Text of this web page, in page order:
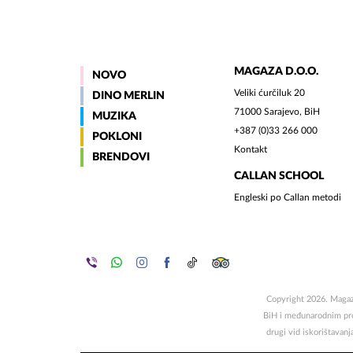
NOVO
DINO MERLIN
MUZIKA
POKLONI
BRENDOVI
MAGAZA D.O.O.
Veliki ćurčiluk 20
71000 Sarajevo, BiH
+387 (0)33 266 000
Kontakt
CALLAN SCHOOL
Engleski po Callan metodi
Copyright 2026.
BiH i međunarodnim
drugi vid